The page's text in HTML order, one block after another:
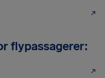
flypassagerer: